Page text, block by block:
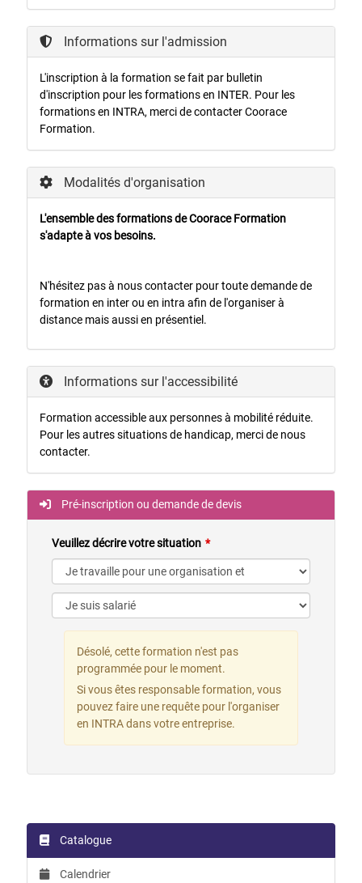
Informations sur l'admission
L'inscription à la formation se fait par bulletin
d'inscription pour les formations en INTER. Pour les
formations en INTRA, merci de contacter Coorace
Formation.
Modalités d'organisation
L'ensemble des formations de Coorace Formation
s'adapte à vos besoins.
N'hésitez pas à nous contacter pour toute demande de
formation en inter ou en intra afin de l'organiser à
distance mais aussi en présentiel.
Informations sur l'accessibilité
Formation accessible aux personnes à mobilité réduite.
Pour les autres situations de handicap, merci de nous
contacter.
Pré-inscription ou demande de devis
Veuillez décrire votre situation
Désolé, cette formation n'est pas
programmée pour le moment.
Si vous êtes responsable formation, vous
pouvez faire une requête pour l'organiser
en INTRA dans votre entreprise.
Catalogue
Calendrier